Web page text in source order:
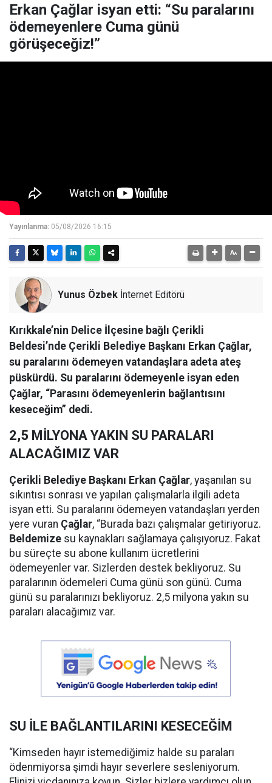
Erkan Çağlar isyan etti: “Su paralarını
ödemeyenlere Cuma günü
görüşeceğiz!”
Yayınlanma: 05/08/2026 16:15
Yunus Özbek İnternet Editörü
Kırıkkale’nin Delice İlçesine bağlı Çerikli
Beldesi’nde Çerikli Belediye Başkanı Erkan Çağlar,
su paralarını ödemeyen vatandaşlara adeta ateş
püskürdü. Su paralarını ödemeyenle isyan eden
Çağlar, “Parasını ödemeyenlerin bağlantısını
keseceğim” dedi.
2,5 MİLYONA YAKIN SU PARALARI
ALACAĞIMIZ VAR
Çerikli Belediye Başkanı Erkan Çağlar, yaşanılan su
sıkıntısı sonrası ve yapılan çalışmalarla ilgili adeta
isyan etti. Su paralarını ödemeyen vatandaşları yerden
yere vuran Çağlar, “Burada bazı çalışmalar getiriyoruz.
Beldemize su kaynakları sağlamaya çalışıyoruz. Fakat
bu süreçte su abone kullanım ücretlerini
ödemeyenler var. Sizlerden destek bekliyoruz. Su
paralarının ödemeleri Cuma günü son günü. Cuma
günü su paralarınızı bekliyoruz. 2,5 milyona yakın su
paraları alacağımız var.
SU İLE BAĞLANTILARINI KESECEĞİM
“Kimseden hayır istemediğimiz halde su paraları
ödenmiyorsa şimdi hayır severlere sesleniyorum.